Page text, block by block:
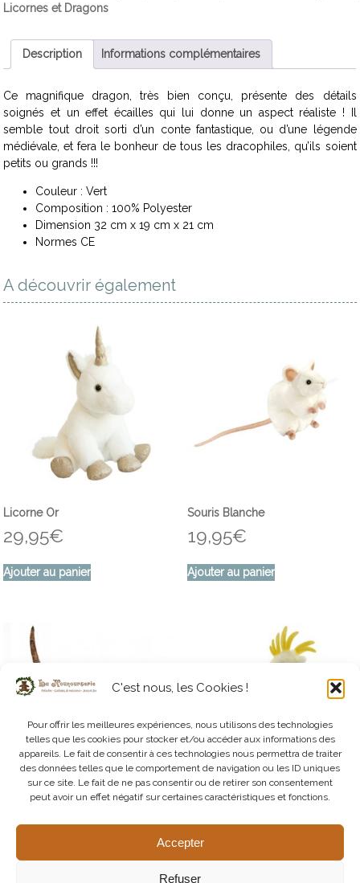
C'est nous, les Cookies !
Pour offrir les meilleures expériences, nous utilisons des technologies
telles que les cookies pour stocker et/ou accéder aux informations des
appareils. Le fait de consentir à ces technologies nous permettra de traiter
des données telles que le comportement de navigation ou les ID uniques
sur ce site. Le fait de ne pas consentir ou de retirer son consentement
peut avoir un effet négatif sur certaines caractéristiques et fonctions.
Accepter
Refuser
Licornes et Dragons
Description Informations complémentaires
Ce magnifique dragon, très bien conçu, présente des détails
soignés et un effet écailles qui lui donne un aspect réaliste ! Il
semble tout droit sorti d’un conte fantastique, ou d’une légende
médiévale, et fera le bonheur de tous les dracophiles, qu’ils soient
petits ou grands !!!
Couleur : Vert
Composition : 100% Polyester
Dimension 32 cm x 19 cm x 21 cm
Normes CE
A découvrir également
Licorne Or
29,95€
Ajouter au panier
Souris Blanche
19,95€
Ajouter au panier
69,95€ 59,95€